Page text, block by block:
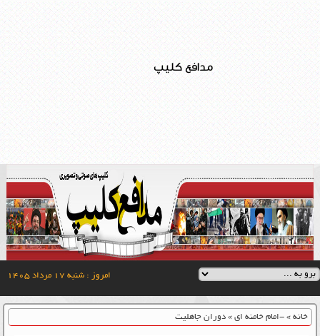
مدافع کلیپ
امروز : شنبه ۱۷ مرداد ۱۴۰۵
خانه» -امام خامنه ای» دوران جاهلیت